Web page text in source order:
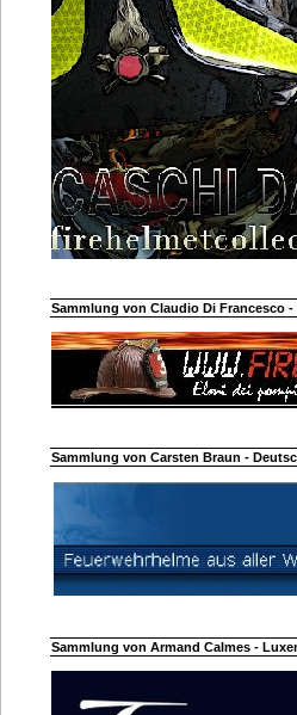
Sammlung von Claudio Di Francesco -
Sammlung von Carsten Braun -
Sammlung von Armand Calmes -